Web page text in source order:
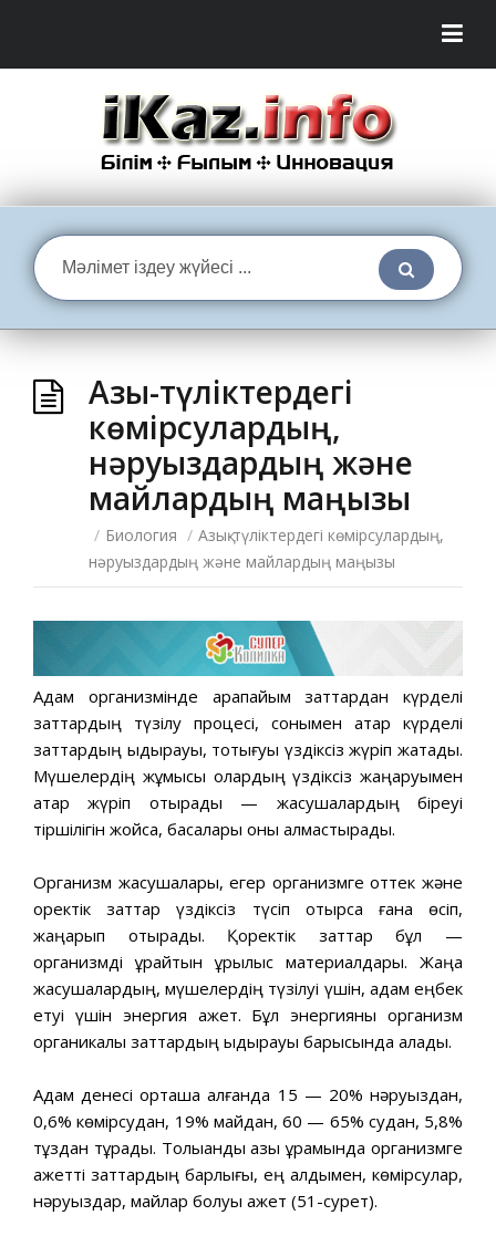
Азық-түліктердегі
көмірсулардың,
нәруыздардың және
майлардың маңызы
/ Биология / Азық-түліктердегі көмірсулардың,
нәруыздардың және майлардың маңызы
Адам организмінде қарапайым заттардан күрделі
заттардың түзілу процесі, сонымен қатар күрделі
заттардың ыдырауы, тотығуы үздіксіз жүріп жатады.
Мүшелердің жұмысы олардың үздіксіз жаңаруымен
қатар жүріп отырады — жасушалардың біреуі
тіршілігін жойса, басқалары оны алмастырады.
Организм жасушалары, егер организмге оттек және
қоректік заттар үздіксіз түсіп отырса ғана өсіп,
жаңарып отырады. Қоректік заттар бұл —
организмді құрайтын құрылыс материалдары. Жаңа
жасушалардың, мүшелердің түзілуі үшін, адам еңбек
етуі үшін энергия қажет. Бұл энергияны организм
органикалық заттардың ыдырауы барысында алады.
Адам денесі орташа алғанда 15 — 20% нәруыздан,
0,6% көмірсудан, 19% майдан, 60 — 65% судан, 5,8%
тұздан тұрады. Толыққанды азық құрамында организмге
қажетті заттардың барлығы, ең алдымен, көмірсулар,
нәруыздар, майлар болуы қажет (51-сурет).